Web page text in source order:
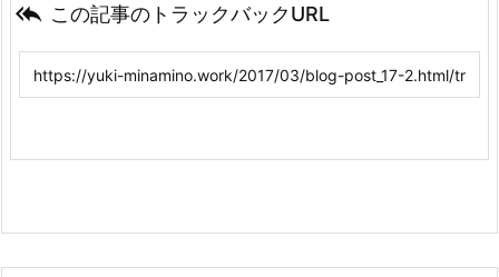
 この記事のトラックバックURL